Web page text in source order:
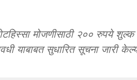
मोजणीसाठी २०० रुपये शुल्क
याबाबत सुधारित सूचना जारी